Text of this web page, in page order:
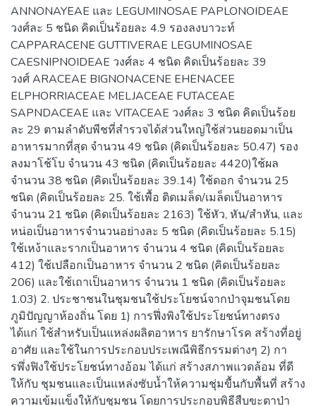
ANNONAYEAE และ LEGUMINOSAE PAPLONOIDEAE
วงศ์ละ 5 ชนิด คิดเป็นร้อยละ 4.9 รองลงบาวะท์
CAPPARACENE GUTTIVERAE LEGUMINOSAE
CAESNIPNOIDEAE วงศ์ละ 4 ชนิด คิดเป็นร้อยละ 39
วงศ์ ARACEAE BIGNONACENE EHENACEE
ELPHORRIACEAE MELJACEAE FUTACEAE
SAPNDACEAE และ VITACEAE วงศ์ละ 3 ชนิด คิดเป็นร้อย
ละ 29 ตามลำดับพีชที่สำรวจได้ส่วนใหญ่ใช้ส่วนยอดมาเป็น
อาหารมากที่สุด จำนวน 49 ชนิด (คิดเป็นร้อยละ 50.47) รอง
ลงมาโช้โบ จำนวน 43 ชนิด (คิดเป็นร้อยละ 4420)ใช้ผล
จำนวน 38 ชนิด (คิดเป็นร้อยละ 39.14) ใช้ดอก จำนวน 25
ชนิด (คิดเป็นร้อยละ 25. ใช้เพื้อ ติดเมล็ด/เมล็ดเป็นอาหาร
จำนวน 21 ชนิด (คิดเป็นร้อยละ 2163) ใช้หัว, หัน/สำหัน, และ
หน่อเป็นอาหารจำนวนอย่างละ 5 ชนิด (คิดเป็นร้อยละ 5.15)
ใช้เหง้าและรากเป็นอาหาร จำนวน 4 ชนิด (คิดเป็นร้อยละ
412) ใช้เปลือกเป็นอาหาร จำนวน 2 ชนิด (คิดเป็นร้อยละ
206) และใช้เถาเป็นอาหาร จำนวน 1 ชนิด (คิดเป็นร้อยละ
1.03) 2. ประชาชนในชุมชนใช้ประโยชน์จากป่าจุมชนโดย
ภูมิปัญญาห้องถิ่น โดย 1) การฟึ่งพิงใช้ประโยชน์ทางตรง
ได้แก่ ใช้สำหรับเป็นแหล่งผลิตอาหาร ยารักษาโรค สร้างที่อยู่
อาศัย และใช้ในการประกอบประเพณีพิธีกรรมต่างๆ 2) กา
รพึ่งฟิงใช้ประโยชน์ทางอ้อม ได้แก่ สร้างสภาพแวดล้อม ที่ดี
ให้กับ ชุมชนและเป็นแหล่งซับน้ำให้ความชุ่มขื้นกับพื้นที่ สร้าง
ความเข้มแข็งให้กับชุมชน โดยการประกอบพิธีสืบขะตาป่า